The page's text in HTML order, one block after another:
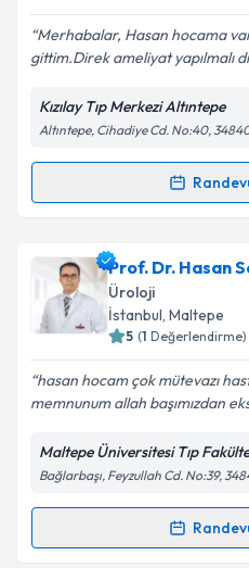
E-posta Adresiniz
Kişisel verilerimin
Metni'ni okudum ve
kapsamda
Merhabalar, Hasan hocama
gittim.Direk ameliyat yapılmalı
Kızılay Tıp Merkezi Altıntepe
Altıntepe, Cihadiye Cd. No:40,
Randevu Takvimi
Op. Dr. Hasan Gürsel
talebi oluşturun. Size bu
için bir takvim
bilgilendireceğiz.
E-posta Adresiniz
Kişisel verilerimin
Metni'ni okudum ve
kapsamda
Prof. Dr. Hasan
Üroloji
İstanbul, Maltepe
5 (1 Değerlendirme)
hasan hocam çok mütevazı
memnunum allah başımızdan
Maltepe Üniversitesi Tıp
Bağlarbaşı, Feyzullah Cd. No:39,
Randevu Takvimi